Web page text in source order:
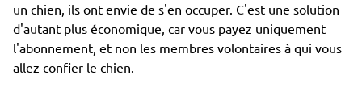
un chien, ils ont envie de s'en occuper. C'est une solution
d'autant plus économique, car vous payez uniquement
l'abonnement, et non les membres volontaires à qui vous
allez confier le chien.